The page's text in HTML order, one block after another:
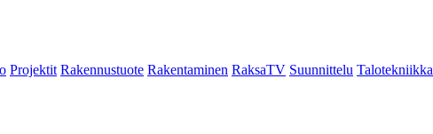
Projektit Rakennustuote Rakentaminen RaksaTV Suunnittelu Talotekniikka